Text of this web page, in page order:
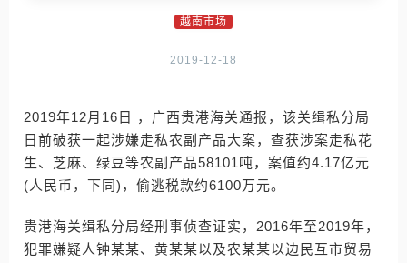
越南市场
2019-12-18
2019年12月16日 ，广西贵港海关通报，该关缉私分局
日前破获一起涉嫌走私农副产品大案，查获涉案走私花
生、芝麻、绿豆等农副产品58101吨，案值约4.17亿元
(人民币，下同)，偷逃税款约6100万元。
贵港海关缉私分局经刑事侦查证实，2016年至2019年，
犯罪嫌疑人钟某某、黄某某以及农某某以边民互市贸易